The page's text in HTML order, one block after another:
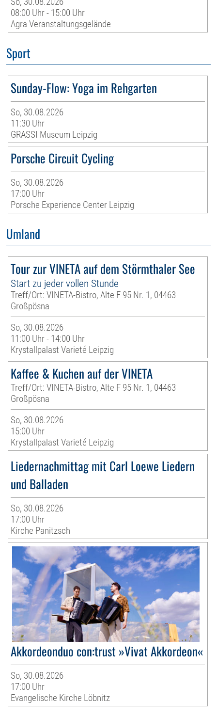
08:00 Uhr - 15:00 Uhr
Agra Veranstaltungsgelände
Sport
Sunday-Flow: Yoga im Rehgarten
So, 30.08.2026
11:30 Uhr
GRASSI Museum Leipzig
Porsche Circuit Cycling
So, 30.08.2026
17:00 Uhr
Porsche Experience Center Leipzig
Umland
Tour zur VINETA auf dem Störmthaler See
Start zu jeder vollen Stunde
Treff/Ort: VINETA-Bistro, Alte F 95 Nr. 1, 04463
Großpösna
So, 30.08.2026
11:00 Uhr - 14:00 Uhr
Krystallpalast Varieté Leipzig
Kaffee & Kuchen auf der VINETA
Treff/Ort: VINETA-Bistro, Alte F 95 Nr. 1, 04463
Großpösna
So, 30.08.2026
15:00 Uhr
Krystallpalast Varieté Leipzig
Liedernachmittag mit Carl Loewe Liedern
und Balladen
So, 30.08.2026
17:00 Uhr
Kirche Panitzsch
Akkordeonduo con:trust »Vivat Akkordeon«
So, 30.08.2026
17:00 Uhr
Evangelische Kirche Löbnitz